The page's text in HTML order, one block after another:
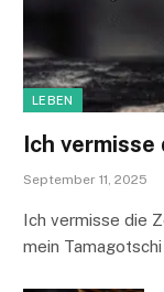
LEBEN
Ich
September 11, 2025
Ich vermisse die
mein